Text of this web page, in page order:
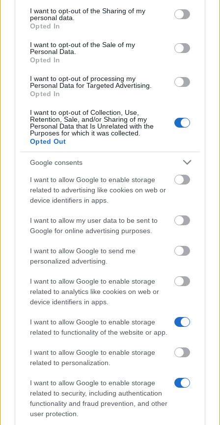
not limited to your visit or usage behaviour. You may click to
grant or deny consent to Google and its third-party tags to
use your data for below specified purposes in below Google
consent section.
I want to opt-out of the Sharing of my
personal data.
Opted In
I want to opt-out of the Sale of my
Personal Data.
Opted In
I want to opt-out of processing my
Personal Data for Targeted Advertising.
Opted In
I want to opt-out of Collection, Use,
Retention, Sale, and/or Sharing of my
Personal Data that Is Unrelated with the
Purposes for which it was collected.
Opted Out
Google consents
I want to allow Google to enable storage
related to advertising like cookies on web or
device identifiers in apps.
I want to allow my user data to be sent to
Google for online advertising purposes.
I want to allow Google to send me
personalized advertising.
I want to allow Google to enable storage
related to analytics like cookies on web or
device identifiers in apps.
I want to allow Google to enable storage
related to functionality of the website or app.
I want to allow Google to enable storage
related to personalization.
I want to allow Google to enable storage
related to security, including authentication
functionality and fraud prevention, and other
user protection.
Universia Foundation
Universia Foundation - Capacitas
International University
University - Sevilla Scholarship
Mehr anzeigen
Förderungen für ein Studienjahr / -semester im
Ausland
Institution Scholarship
CIHEAM
Science Programme
University of
University of Cádiz - UCA International Mobility
Universia
Foundation
Universia Foundation - Capacitas Access
University of
University of Cádiz - UCA International Mobility
Programme for Undergraduates
Universia
Foundation
Universia Foundation - Capacitas Mobility
Mehr anzeigen
Finanztipps